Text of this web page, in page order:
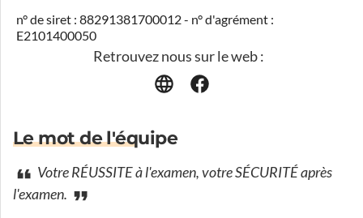
n° de siret : 88291381700012 - n° d'agrément :
E2101400050
Retrouvez nous sur le web :
Le mot de l'équipe
Votre RÉUSSITE à l'examen, votre SÉCURITÉ après
l'examen.